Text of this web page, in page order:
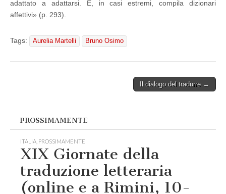
adattato a adattarsi. E, in casi estremi, compila dizionari
affettivi» (p. 293).
Tags: Aurelia Martelli Bruno Osimo
Il dialogo del tradurre →
PROSSIMAMENTE
ITALIA PROSSIMAMENTE
XIX Giornate della
traduzione letteraria
(online e a Rimini, 10-